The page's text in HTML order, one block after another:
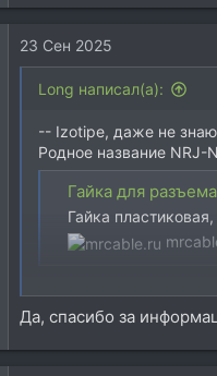
23 Сен 2025
Long написал(а):
-- Izotipe, даже не
Родное название NRJ-
Гайка для
Гайка
AVCLINK JS219 -
AVCLINK JS219 -
Да, спасибо за